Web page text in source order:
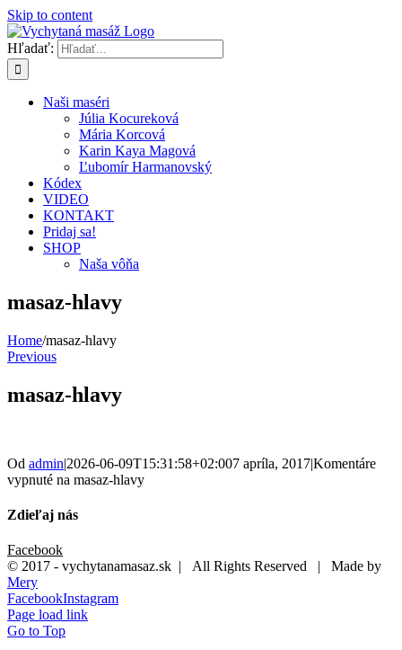
Skip to content
Hľadať:
Naši maséri
Júlia Kocureková
Mária Korcová
Karin Kaya Magová
Ľubomír Harmanovský
Kódex
VIDEO
KONTAKT
Pridaj sa!
SHOP
Naša vôňa
masaz-hlavy
Home/masaz-hlavy
Previous
masaz-hlavy
Od admin|2026-06-09T15:31:58+02:007 apríla, 2017|Komentáre
vypnuté na masaz-hlavy
Zdieľaj nás
Facebook
© 2017 - vychytanamasaz.sk | All Rights Reserved | Made by
Mery
FacebookInstagram
Page load link
Go to Top